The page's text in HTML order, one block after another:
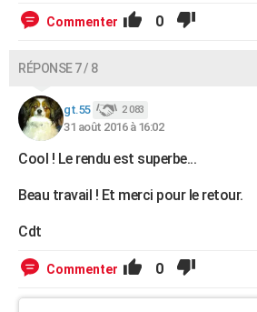
Commenter 0
RÉPONSE 7 / 8
gt.55 2 083
31 août 2016 à 16:02
Cool ! Le rendu est superbe...
Beau travail ! Et merci pour le retour.
Cdt
Commenter 0